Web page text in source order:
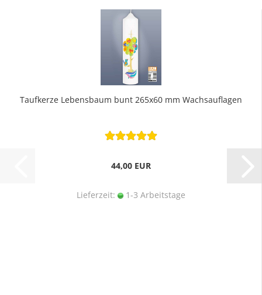
Taufkerze Lebensbaum bunt 265x60 mm Wachsauflagen
44,00 EUR
Lieferzeit: 1-3 Arbeitstage